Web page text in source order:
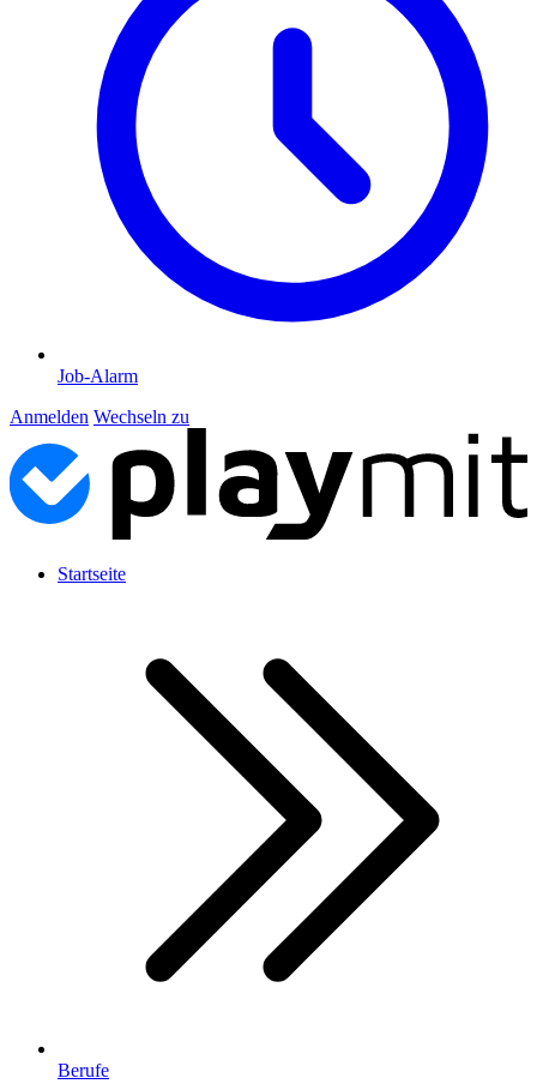
Job-Alarm
Anmelden Wechseln zu
Startseite
Berufe